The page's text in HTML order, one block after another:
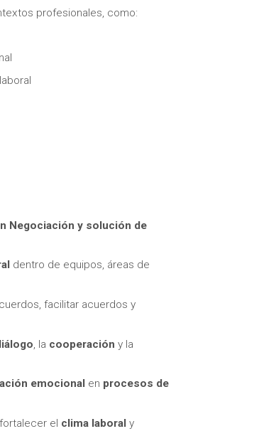
profesionales, como:
Negociación y solución de
dentro de equipos, áreas de
facilitar acuerdos y
, la cooperación y la
emocional en procesos de
el clima laboraly